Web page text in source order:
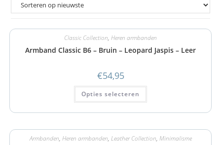
Classic Collection, Heren armbanden
Armband Classic B6 – Bruin – Leopard Jaspis – Leer
€54,95
Opties selecteren
Armbanden, Heren armbanden, Leather Collection, Minimalisme